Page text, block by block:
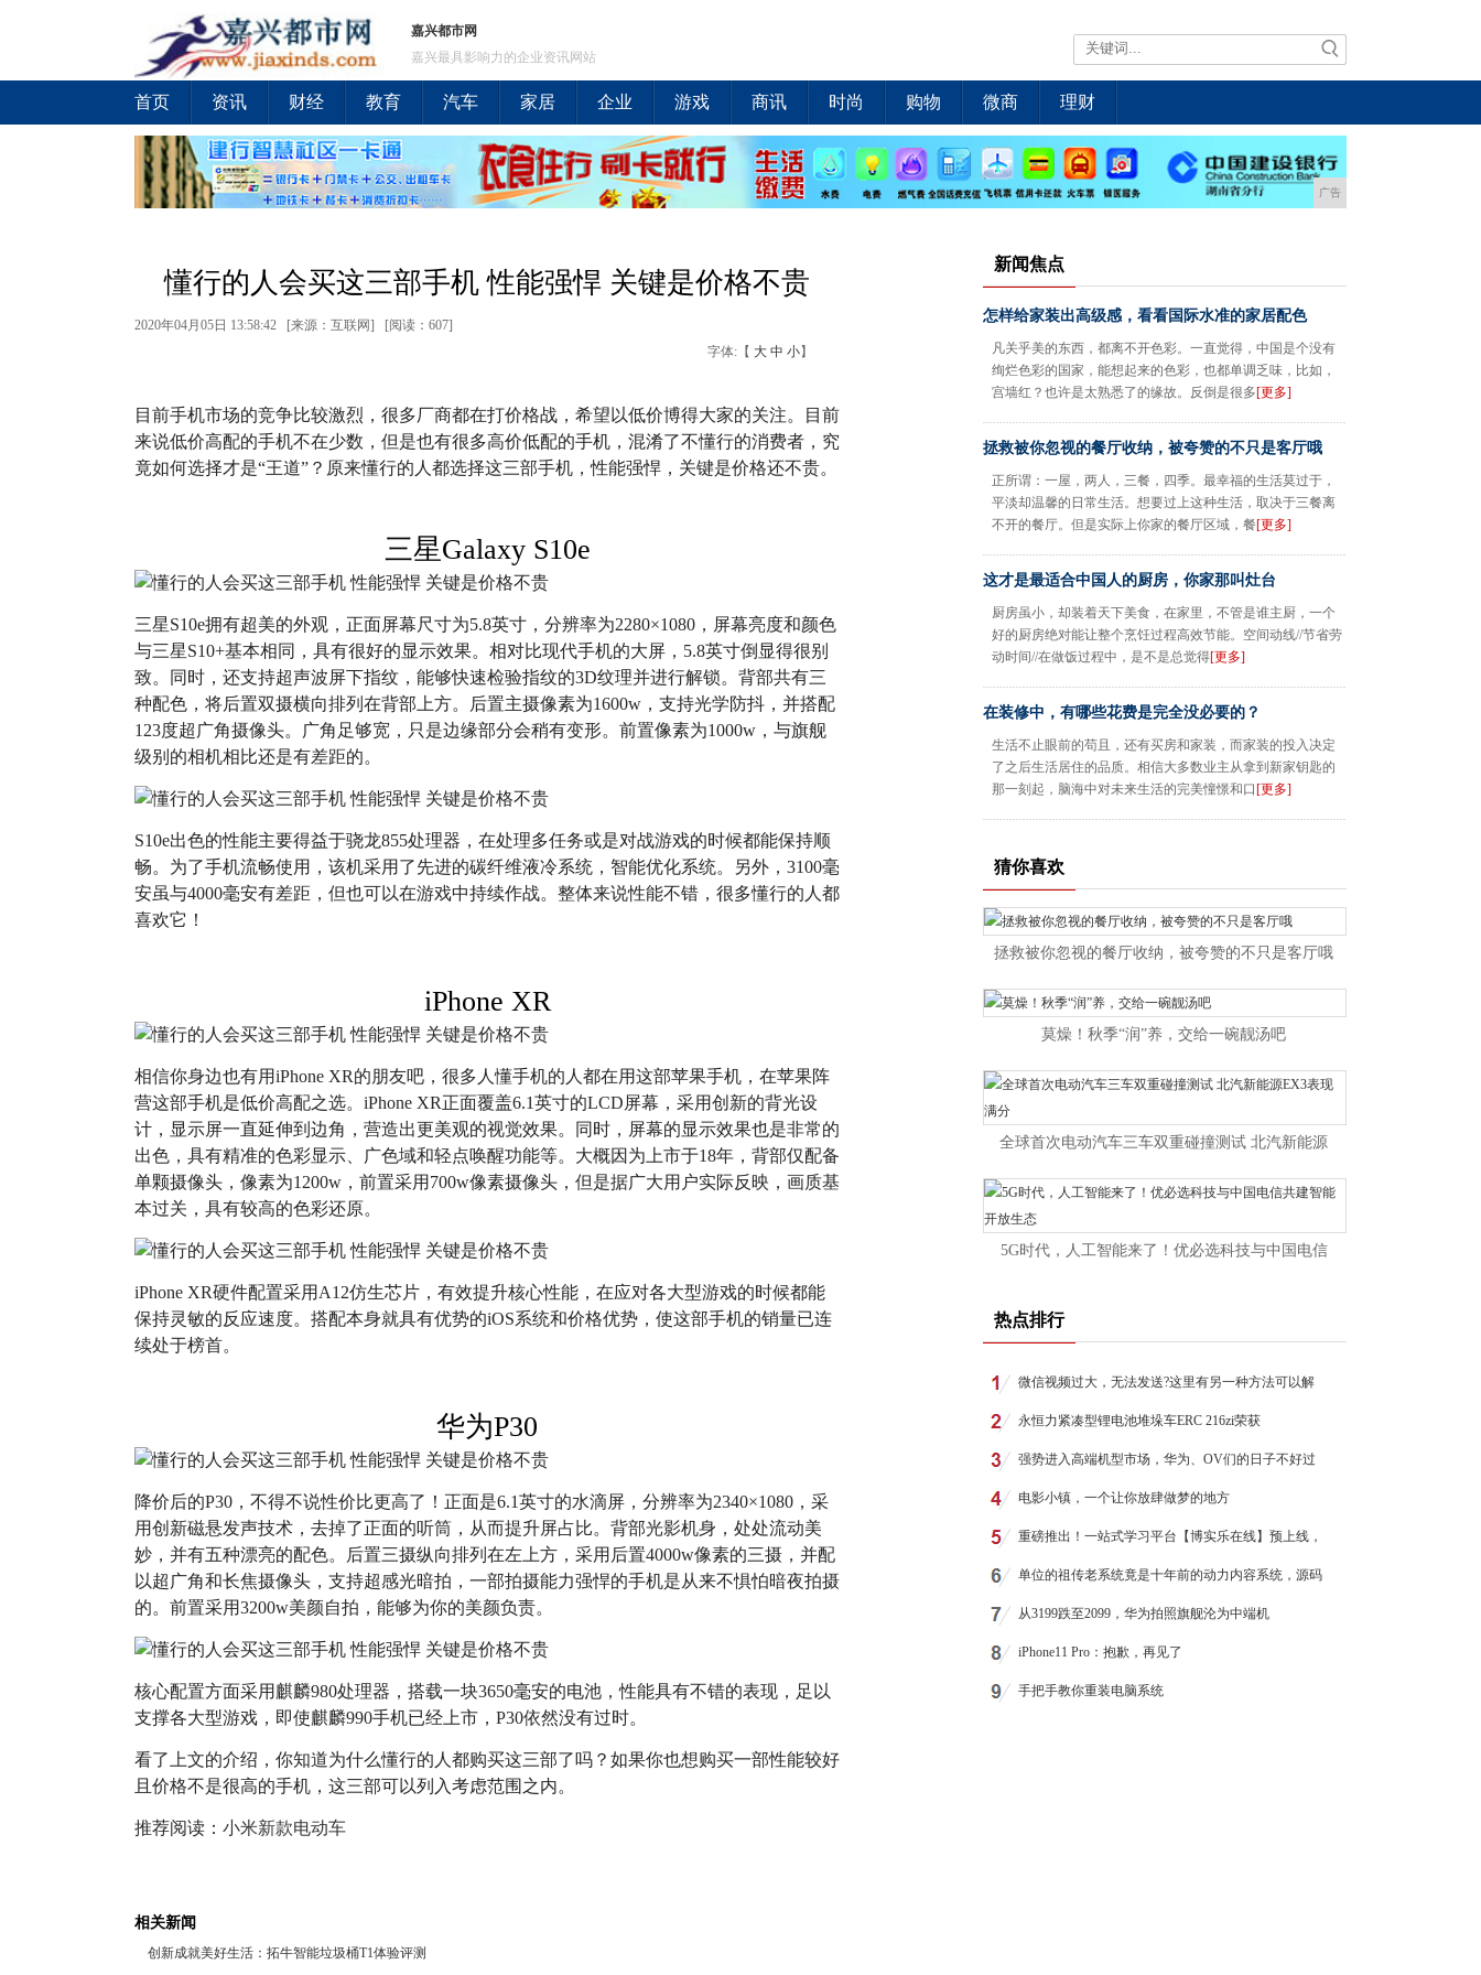
嘉兴都市网
嘉兴最具影响力的企业资讯网站
首页 资讯 财经 教育 汽车 家居 企业 游戏 商讯 时尚 购物 微商 理财
广告
懂行的人会买这三部手机 性能强悍 关键是价格不贵
2020年04月05日 13:58:42 [来源：互联网] [阅读：607]
字体:【 大 中 小】
目前手机市场的竞争比较激烈，很多厂商都在打价格战，希望以低价博得大家的关注。目前
来说低价高配的手机不在少数，但是也有很多高价低配的手机，混淆了不懂行的消费者，究
竟如何选择才是“王道”？原来懂行的人都选择这三部手机，性能强悍，关键是价格还不贵。
三星Galaxy S10e
三星S10e拥有超美的外观，正面屏幕尺寸为5.8英寸，分辨率为2280×1080，屏幕亮度和颜色
与三星S10+基本相同，具有很好的显示效果。相对比现代手机的大屏，5.8英寸倒显得很别
致。同时，还支持超声波屏下指纹，能够快速检验指纹的3D纹理并进行解锁。背部共有三
种配色，将后置双摄横向排列在背部上方。后置主摄像素为1600w，支持光学防抖，并搭配
123度超广角摄像头。广角足够宽，只是边缘部分会稍有变形。前置像素为1000w，与旗舰
级别的相机相比还是有差距的。
S10e出色的性能主要得益于骁龙855处理器，在处理多任务或是对战游戏的时候都能保持顺
畅。为了手机流畅使用，该机采用了先进的碳纤维液冷系统，智能优化系统。另外，3100毫
安虽与4000毫安有差距，但也可以在游戏中持续作战。整体来说性能不错，很多懂行的人都
喜欢它！
iPhone XR
相信你身边也有用iPhone XR的朋友吧，很多人懂手机的人都在用这部苹果手机，在苹果阵
营这部手机是低价高配之选。iPhone XR正面覆盖6.1英寸的LCD屏幕，采用创新的背光设
计，显示屏一直延伸到边角，营造出更美观的视觉效果。同时，屏幕的显示效果也是非常的
出色，具有精准的色彩显示、广色域和轻点唤醒功能等。大概因为上市于18年，背部仅配备
单颗摄像头，像素为1200w，前置采用700w像素摄像头，但是据广大用户实际反映，画质基
本过关，具有较高的色彩还原。
iPhone XR硬件配置采用A12仿生芯片，有效提升核心性能，在应对各大型游戏的时候都能
保持灵敏的反应速度。搭配本身就具有优势的iOS系统和价格优势，使这部手机的销量已连
续处于榜首。
华为P30
降价后的P30，不得不说性价比更高了！正面是6.1英寸的水滴屏，分辨率为2340×1080，采
用创新磁悬发声技术，去掉了正面的听筒，从而提升屏占比。背部光影机身，处处流动美
妙，并有五种漂亮的配色。后置三摄纵向排列在左上方，采用后置4000w像素的三摄，并配
以超广角和长焦摄像头，支持超感光暗拍，一部拍摄能力强悍的手机是从来不惧怕暗夜拍摄
的。前置采用3200w美颜自拍，能够为你的美颜负责。
核心配置方面采用麒麟980处理器，搭载一块3650毫安的电池，性能具有不错的表现，足以
支撑各大型游戏，即使麒麟990手机已经上市，P30依然没有过时。
看了上文的介绍，你知道为什么懂行的人都购买这三部了吗？如果你也想购买一部性能较好
且价格不是很高的手机，这三部可以列入考虑范围之内。
推荐阅读： 小米新款电动车
相关新闻
创新成就美好生活：拓牛智能垃圾桶T1体验评测
新闻焦点
怎样给家装出高级感，看看国际水准的家居配色
凡关乎美的东西，都离不开色彩。一直觉得，中国是个没有
绚烂色彩的国家，能想起来的色彩，也都单调乏味，比如，
宫墙红？也许是太熟悉了的缘故。反倒是很多[更多]
拯救被你忽视的餐厅收纳，被夸赞的不只是客厅哦
正所谓：一屋，两人，三餐，四季。最幸福的生活莫过于，
平淡却温馨的日常生活。想要过上这种生活，取决于三餐离
不开的餐厅。但是实际上你家的餐厅区域，餐[更多]
这才是最适合中国人的厨房，你家那叫灶台
厨房虽小，却装着天下美食，在家里，不管是谁主厨，一个
好的厨房绝对能让整个烹饪过程高效节能。空间动线//节省劳
动时间//在做饭过程中，是不是总觉得[更多]
在装修中，有哪些花费是完全没必要的？
生活不止眼前的苟且，还有买房和家装，而家装的投入决定
了之后生活居住的品质。相信大多数业主从拿到新家钥匙的
那一刻起，脑海中对未来生活的完美憧憬和口 [更多]
猜你喜欢
拯救被你忽视的餐厅收纳，被夸赞的不只是客厅哦
莫燥！秋季“润”养，交给一碗靓汤吧
全球首次电动汽车三车双重碰撞测试 北汽新能源
5G时代，人工智能来了！优必选科技与中国电信
热点排行
微信视频过大，无法发送?这里有另一种方法可以解
永恒力紧凑型锂电池堆垛车ERC 216zi荣获
强势进入高端机型市场，华为、OV们的日子不好过
电影小镇，一个让你放肆做梦的地方
重磅推出！一站式学习平台【博实乐在线】预上线，
单位的祖传老系统竟是十年前的动力内容系统，源码
从3199跌至2099，华为拍照旗舰沦为中端机
iPhone11 Pro：抱歉，再见了
手把手教你重装电脑系统